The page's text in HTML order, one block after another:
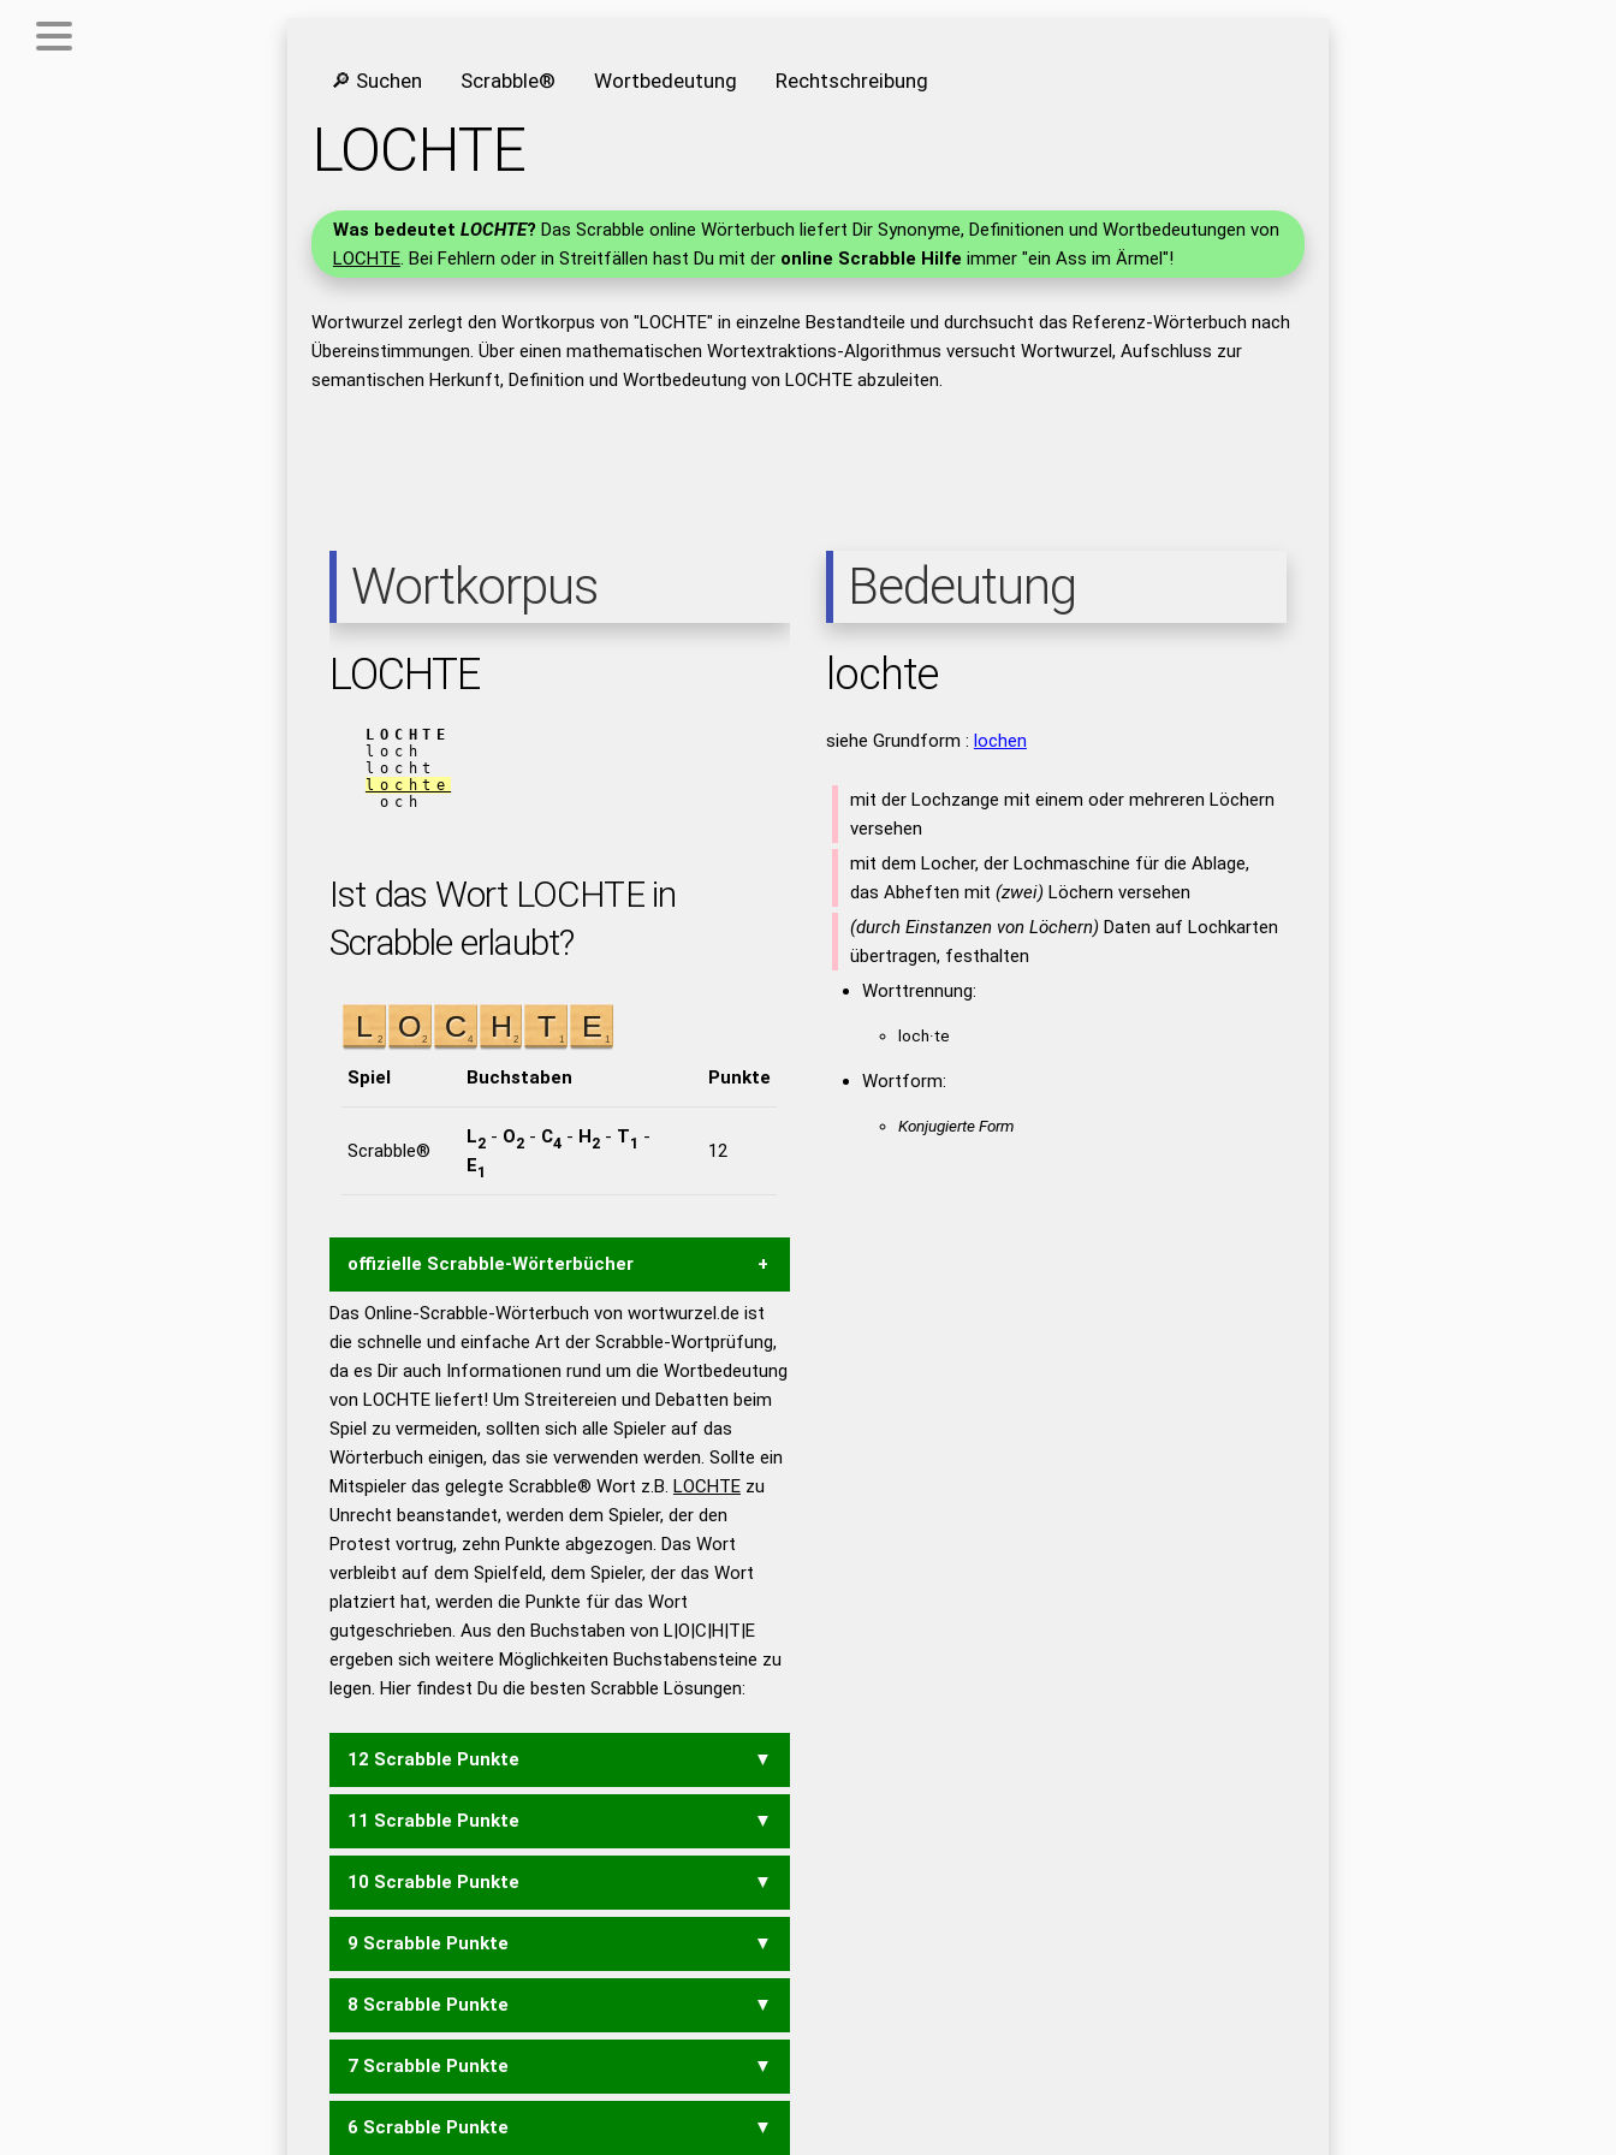
🔎 Suchen Scrabble® Wortbedeutung Rechtschreibung
LOCHTE
Was bedeutet LOCHTE? Das Scrabble online Wörterbuch liefert Dir Synonyme, Definitionen und Wortbedeutungen von
LOCHTE. Bei Fehlern oder in Streitfällen hast Du mit der online Scrabble Hilfe immer "ein Ass im Ärmel"!
Wortwurzel zerlegt den Wortkorpus von "LOCHTE" in einzelne Bestandteile und durchsucht das Referenz-Wörterbuch nach
Übereinstimmungen. Über einen mathematischen Wortextraktions-Algorithmus versucht Wortwurzel, Aufschluss zur
semantischen Herkunft, Definition und Wortbedeutung von LOCHTE abzuleiten.
Wortkorpus
LOCHTE
LOCHTE
loch
locht
lochte
och
Ist das Wort LOCHTE in
Scrabble erlaubt?
Spiel Buchstaben Punkte
Scrabble®
L2- O2- C4 - H2- T1 -
E1
12
offizielle Scrabble-Wörterbücher
Wortwurzel liefert mit Hilfe eines semantischen
Wortanalyse-Algorithmus gute Anhaltspunkte zu
Wortbedeutung, Worttrennung und Wortform, um die
Gültigkeit eines Wortes für das Scrabble-Spiel zu
bestimmen! zugelassene Turnier Scrabble-
Wörterbücher sind:
Duden – Standardwerk in 12
Bänden
Duden – Richtiges und gutes
Deutsch
Duden – Die deutsche Grammatik
Duden – Deutsches
Universalwörterbuch
Das Online-Scrabble-Wörterbuch von wortwurzel.de ist
die schnelle und einfache Art der Scrabble-Wortprüfung,
da es Dir auch Informationen rund um die Wortbedeutung
von LOCHTE liefert! Um Streitereien und Debatten beim
Spiel zu vermeiden, sollten sich alle Spieler auf das
Wörterbuch einigen, das sie verwenden werden. Sollte ein
Mitspieler das gelegte Scrabble® Wort z.B. LOCHTEzu
Unrecht beanstandet, werden dem Spieler, der den
Protest vortrug, zehn Punkte abgezogen. Das Wort
verbleibt auf dem Spielfeld, dem Spieler, der das Wort
platziert hat, werden die Punkte für das Wort
gutgeschrieben. Aus den Buchstaben von L|O|C|H|T|E
ergeben sich weitere Möglichkeiten Buchstabensteine zu
legen. Hier findest Du die besten Scrabble Lösungen:
12 Scrabble Punkte
LOCHET
11 Scrabble Punkte
CLOTH LOCHE
10 Scrabble Punkte
ECHOT
9 Scrabble Punkte
ECHO ELCH LECH
8 Scrabble Punkte
ECHT HELOT HOLET
7 Scrabble Punkte
HOLE HOLT LOHE LOHT
6 Scrabble Punkte
Bedeutung
lochte
siehe Grundform : lochen
mit der Lochzange mit einem oder mehreren Löchern
versehen
mit dem Locher, der Lochmaschine für die Ablage,
das Abheften mit (zwei) Löchern versehen
(durch Einstanzen von Löchern) Daten auf Lochkarten
übertragen, festhalten
Worttrennung:
loch·te
Wortform:
Konjugierte Form